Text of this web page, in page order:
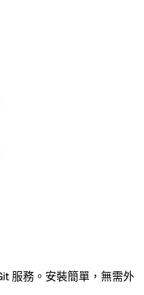
服務。安裝簡單，無需外